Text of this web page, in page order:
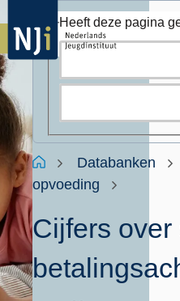
Overslaan
en
naar
de
inhoud
gaan
Kruimelpad
HomeDatabanken
opvoeding
Cijfers
Heeft deze pagina